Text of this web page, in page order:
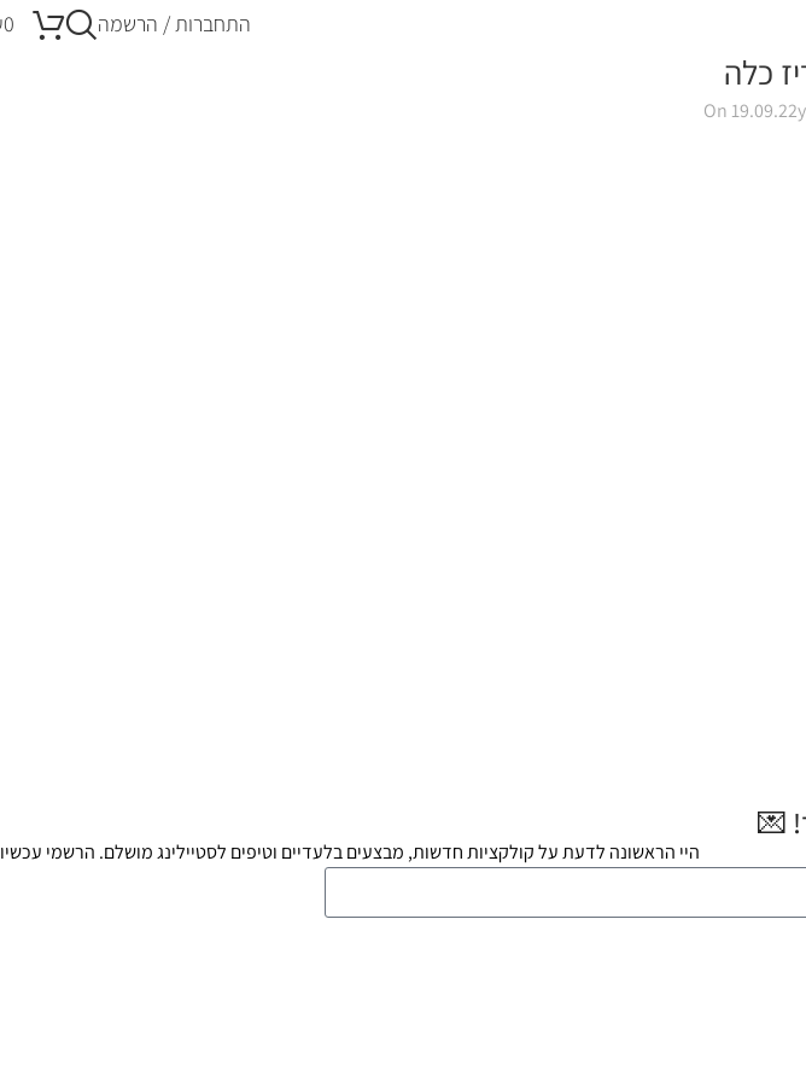
התחברות / הרשמה 0
כלה
On 19.09.22
היי הראשונה לדעת על קולקציות חדשות, מבצעים בלעדיים וטיפים לסטיילינג מושלם. הרשמי עכשיו